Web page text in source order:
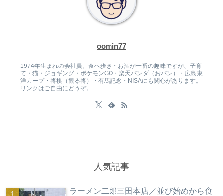
oomin77
1974年生まれの会社員。食べ歩き・お酒が一番の趣味ですが、子育
て・猫・ジョギング・ポケモンGO・楽天パンダ（おパン）・広島東
洋カープ・将棋（観る将）・有馬記念・NISAにも関心があります。
リンクはご自由にどうぞ。
人気記事
ラーメン二郎三田本店／並び始めから食